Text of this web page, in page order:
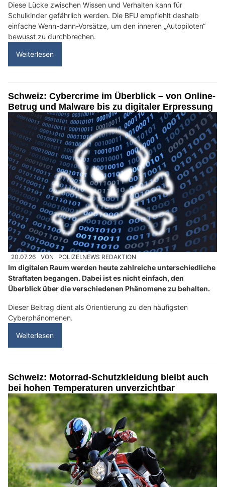
Diese Lücke zwischen Wissen und Verhalten kann für
Schulkinder gefährlich werden. Die BFU empfiehlt deshalb
einfache Wenn-dann-Vorsätze, um den inneren „Autopiloten“
bewusst zu durchbrechen.
Weiterlesen
Schweiz: Cybercrime im Überblick – von Online-
Betrug und Malware bis zu digitaler Erpressung
20.07.26 VON POLIZEI.NEWS REDAKTION
Im digitalen Raum werden heute zahlreiche unterschiedliche
Straftaten begangen. Dabei ist es nicht einfach, den
Überblick über die verschiedenen Phänomene zu behalten.
Dieser Beitrag dient als Orientierung zu den häufigsten
Cyberphänomenen.
Weiterlesen
Schweiz: Motorrad-Schutzkleidung bleibt auch
bei hohen Temperaturen unverzichtbar